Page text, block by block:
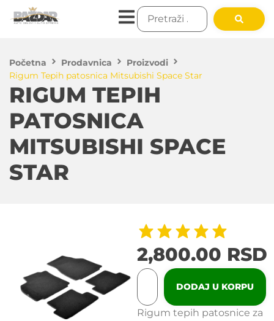
Početna Prodavnica
Proizvodi
Rigum Tepih patosnica Mitsubishi Space Star
RIGUM TEPIH
PATOSNICA
MITSUBISHI SPACE
STAR
2,800.00 RSD
DODAJ U KORPU
Rigum tepih patosnice za